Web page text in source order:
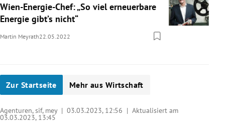
Wien-Energie-Chef: „So viel erneuerbare
Energie gibt’s nicht“
Martin Meyrath22.05.2022
Zur Startseite Mehr aus Wirtschaft
Agenturen, sif, mey | 03.03.2023, 12:56 | Aktualisiert am
03.03.2023, 13:45